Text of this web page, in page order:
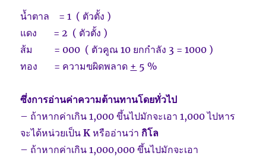
น้ำตาล = 1 ( ตัวตั้ง )
แดง = 2 ( ตัวตั้ง )
ส้ม = 000 ( ตัวคูณ 10 ยกกำลัง 3 = 1000 )
ทอง = ความฃผิดพลาด + 5 %
ซึ่งการอ่านค่าความต้านทานโดยทั่วไป
– ถ้าหากค่าเกิน 1,000 ขึ้นไปมักจะเอา 1,000 ไปหาร
จะได้หน่วยเป็นKหรืออ่านว่า กิโล
– ถ้าหากค่าเกิน 1,000,000 ขึ้นไปมักจะเอา